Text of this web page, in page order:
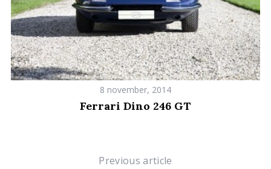
8 november, 2014
Ferrari Dino 246 GT
Previous article
h
f
o
r
: